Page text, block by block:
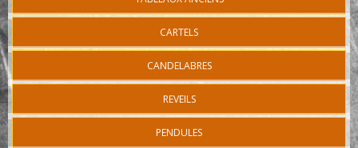
CARTELS
CANDELABRES
REVEILS
PENDULES